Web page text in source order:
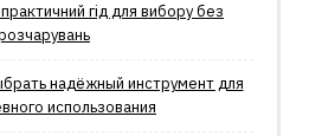
гід для вибору без
надёжный инструмент для
использования